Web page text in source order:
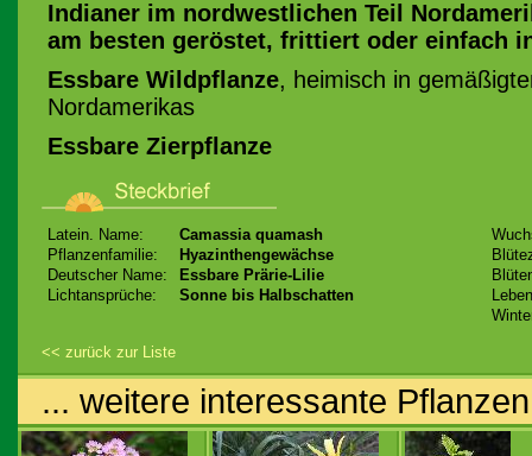
Indianer im nordwestlichen Teil
am besten geröstet, frittiert oder einfach
Essbare Wildpflanze, heimisch in
Nordamerikas
Essbare Zierpflanze
Latein. Name:
Camassia quamash
Pflanzenfamilie:
Hyazinthengewächse
Deutscher Name:
Essbare Prärie-Lilie
Lichtansprüche:
Sonne bis Halbschatten
<< zurück zur Liste
... weitere interessante Pflanzen